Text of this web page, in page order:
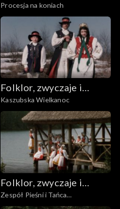
sztuka ludowa
Procesja na koniach
Folklor, zwyczaje i
sztuka ludowa
Kaszubska Wielkanoc
Folklor, zwyczaje i
sztuka ludowa
Zespół Pieśni i Tańca
„Wielkopolska”